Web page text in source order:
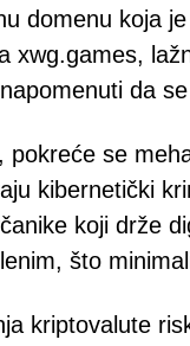
domenu koja
xwg.games,
da
pokreće se
kibernetički
koji drže
što
kriptovalute